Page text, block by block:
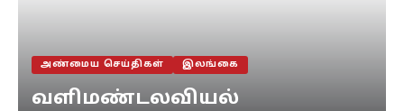
அண்மைய செய்திகள் இலங்கை
வளிமண்டலவியல்